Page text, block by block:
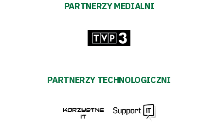
PARTNERZY MEDIALNI
PARTNERZY TECHNOLOGICZNI